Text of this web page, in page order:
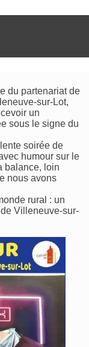
du partenariat de
sur-Lot,
un
sous le signe du
soirée de
humour sur le
balance, loin
nous avons
rural : un
Villeneuve-sur-